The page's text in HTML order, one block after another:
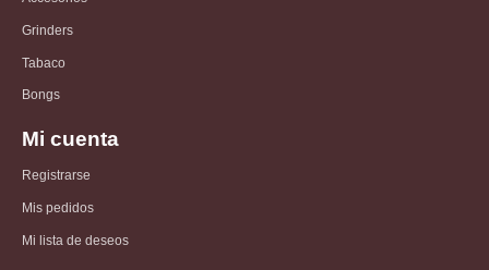
Grinders
Tabaco
Bongs
Mi cuenta
Registrarse
Mis pedidos
Mi lista de deseos